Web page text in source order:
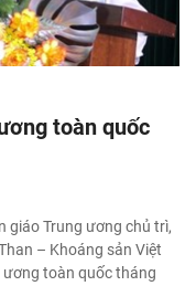
toàn quốc
giáo Trung ương chủ trì,
– Khoáng sản Việt
ương toàn quốc tháng